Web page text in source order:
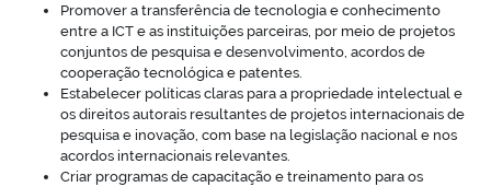
Promover a transferência de tecnologia e conhecimento
entre a ICT e as instituições parceiras, por meio de projetos
conjuntos de pesquisa e desenvolvimento, acordos de
cooperação tecnológica e patentes.
Estabelecer políticas claras para a propriedade intelectual e
os direitos autorais resultantes de projetos internacionais de
pesquisa e inovação, com base na legislação nacional e nos
acordos internacionais relevantes.
Criar programas de capacitação e treinamento para os